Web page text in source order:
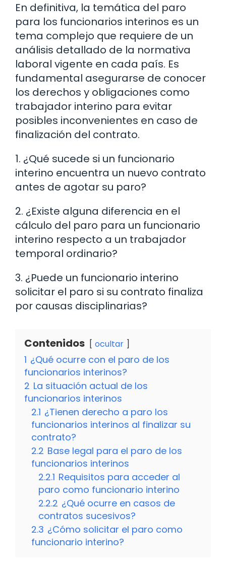
En definitiva, la temática del paro
para los funcionarios interinos es un
tema complejo que requiere de un
análisis detallado de la normativa
laboral vigente en cada país. Es
fundamental asegurarse de conocer
los derechos y obligaciones como
trabajador interino para evitar
posibles inconvenientes en caso de
finalización del contrato.
1. ¿Qué sucede si un funcionario
interino encuentra un nuevo contrato
antes de agotar su paro?
2. ¿Existe alguna diferencia en el
cálculo del paro para un funcionario
interino respecto a un trabajador
temporal ordinario?
3. ¿Puede un funcionario interino
solicitar el paro si su contrato finaliza
por causas disciplinarias?
Contenidos ocultar
1 ¿Qué ocurre con el paro de los
funcionarios interinos?
2 La situación actual de los
funcionarios interinos
2.1 ¿Tienen derecho a paro los
funcionarios interinos al finalizar su
contrato?
2.2 Base legal para el paro de los
funcionarios interinos
2.2.1 Requisitos para acceder al
paro como funcionario interino
2.2.2 ¿Qué ocurre en casos de
contratos sucesivos?
2.3 ¿Cómo solicitar el paro como
funcionario interino?